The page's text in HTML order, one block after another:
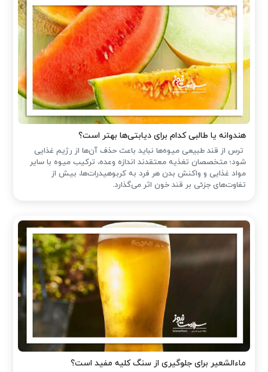
هندوانه یا طالبی کدام برای دیابتی‌ها بهتر است؟
ترس از قند طبیعی میوه‌ها نباید باعث حذف آن‌ها از رژیم غذایی
شود؛ متخصصان تغذیه معتقدند اندازه وعده، ترکیب میوه با سایر
مواد غذایی و واکنش بدن هر فرد به کربوهیدرات‌ها، بیش از
تفاوت‌های جزئی بر قند خون اثر می‌گذارد.
ماءالشعیر برای جلوگیری از سنگ کلیه مفید است؟